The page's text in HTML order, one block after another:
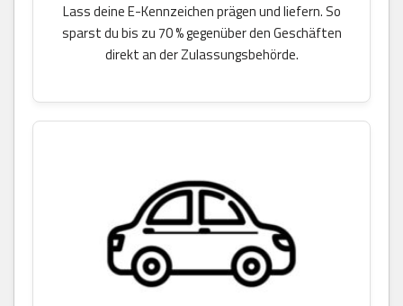
Lass deine E-Kennzeichen prägen und liefern. So
sparst du bis zu 70 % gegenüber den Geschäften
direkt an der Zulassungsbehörde.